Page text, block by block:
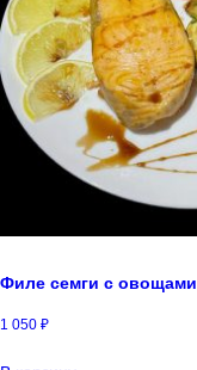
Филе семги с овощами
1 050 ₽